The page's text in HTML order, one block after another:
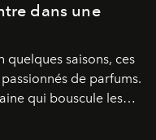
dans une
quelques saisons, ces
de parfums.
qui bouscule les
en proposant